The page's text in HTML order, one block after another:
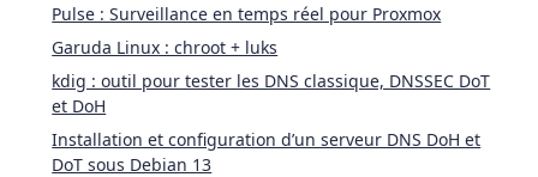
Pulse : Surveillance en temps réel pour Proxmox
Garuda Linux : chroot + luks
kdig : outil pour tester les DNS classique, DNSSEC DoT
et DoH
Installation et configuration d’un serveur DNS DoH et
DoT sous Debian 13